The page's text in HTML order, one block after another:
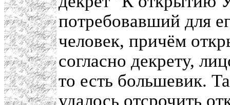
потребовавший для
человек, причём
согласно декрету,
то есть большевик.
удалось отсрочить